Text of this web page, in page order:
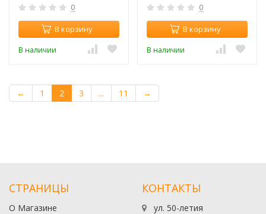
0
В корзину
В наличии
0
В корзину
В наличии
← 1 2 3 ... 11 →
СТРАНИЦЫ
О Магазине
КОНТАКТЫ
ул. 50-летия